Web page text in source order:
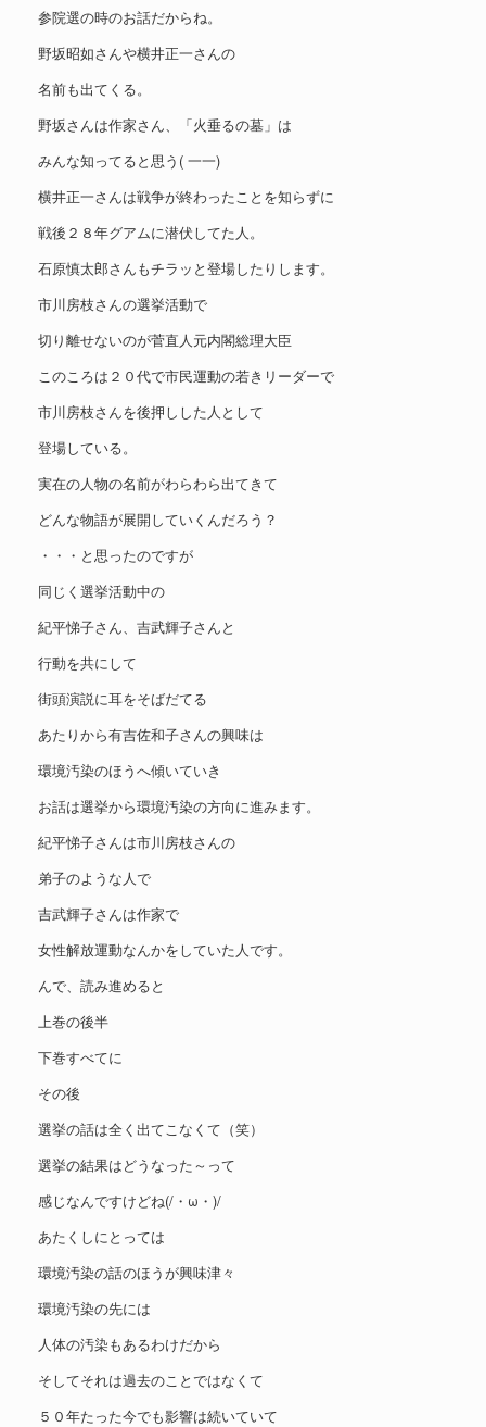
参院選の時のお話だからね。
野坂昭如さんや横井正一さんの
名前も出てくる。
野坂さんは作家さん、「火垂るの墓」は
みんな知ってると思う( 一一)
横井正一さんは戦争が終わったことを知らずに
戦後２８年グアムに潜伏してた人。
石原慎太郎さんもチラッと登場したりします。
市川房枝さんの選挙活動で
切り離せないのが菅直人元内閣総理大臣
このころは２０代で市民運動の若きリーダーで
市川房枝さんを後押しした人として
登場している。
実在の人物の名前がわらわら出てきて
どんな物語が展開していくんだろう？
・・・と思ったのですが
同じく選挙活動中の
紀平悌子さん、吉武輝子さんと
行動を共にして
街頭演説に耳をそばだてる
あたりから有吉佐和子さんの興味は
環境汚染のほうへ傾いていき
お話は選挙から環境汚染の方向に進みます。
紀平悌子さんは市川房枝さんの
弟子のような人で
吉武輝子さんは作家で
女性解放運動なんかをしていた人です。
んで、読み進めると
上巻の後半
下巻すべてに
その後
選挙の話は全く出てこなくて（笑）
選挙の結果はどうなった～って
感じなんですけどね(/・ω・)/
あたくしにとっては
環境汚染の話のほうが興味津々
環境汚染の先には
人体の汚染もあるわけだから
そしてそれは過去のことではなくて
５０年たった今でも影響は続いていて